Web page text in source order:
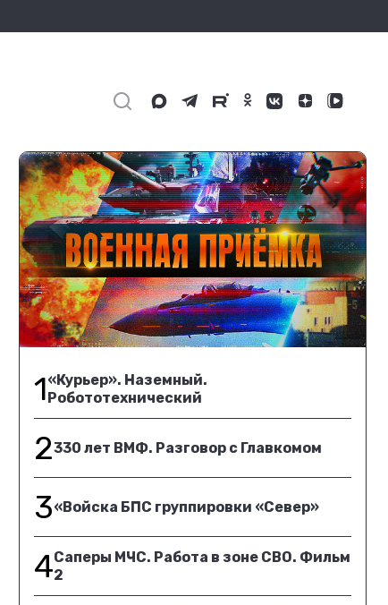
1«Курьер». Наземный.
Робототехнический
2330 лет ВМФ. Разговор с Главкомом
3«Войска БПС группировки «Север»
4Саперы МЧС. Работа в зоне СВО. Фильм
2